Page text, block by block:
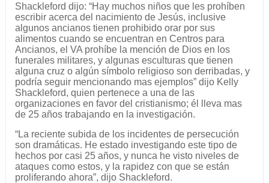
Shackleford dijo: “Hay muchos niños que les prohíben
escribir acerca del nacimiento de Jesús, inclusive
algunos ancianos tienen prohibido orar por sus
alimentos cuando se encuentran en Centros para
Ancianos, el VA prohíbe la mención de Dios en los
funerales militares, y algunas esculturas que tienen
alguna cruz o algún símbolo religioso son derribadas, y
podría seguir mencionando mas ejemplos” dijo Kelly
Shackleford, quien pertenece a una de las
organizaciones en favor del cristianismo; él lleva mas
de 25 años trabajando en la investigación.
“La reciente subida de los incidentes de persecución
son dramáticas. He estado investigando este tipo de
hechos por casi 25 años, y nunca he visto niveles de
ataques como estos, y la rapidez con que se están
proliferando ahora”, dijo Shackleford.